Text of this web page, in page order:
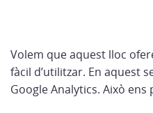
Volem que aquest lloc
fàcil d’utilitzar. En aquest
Google Analytics. Això ens